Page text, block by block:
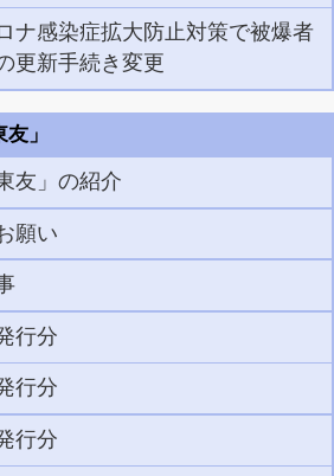
ナ感染症拡大防止対策で被爆者
更新手続き変更
」
友」の紹介
願い
行分
行分
行分